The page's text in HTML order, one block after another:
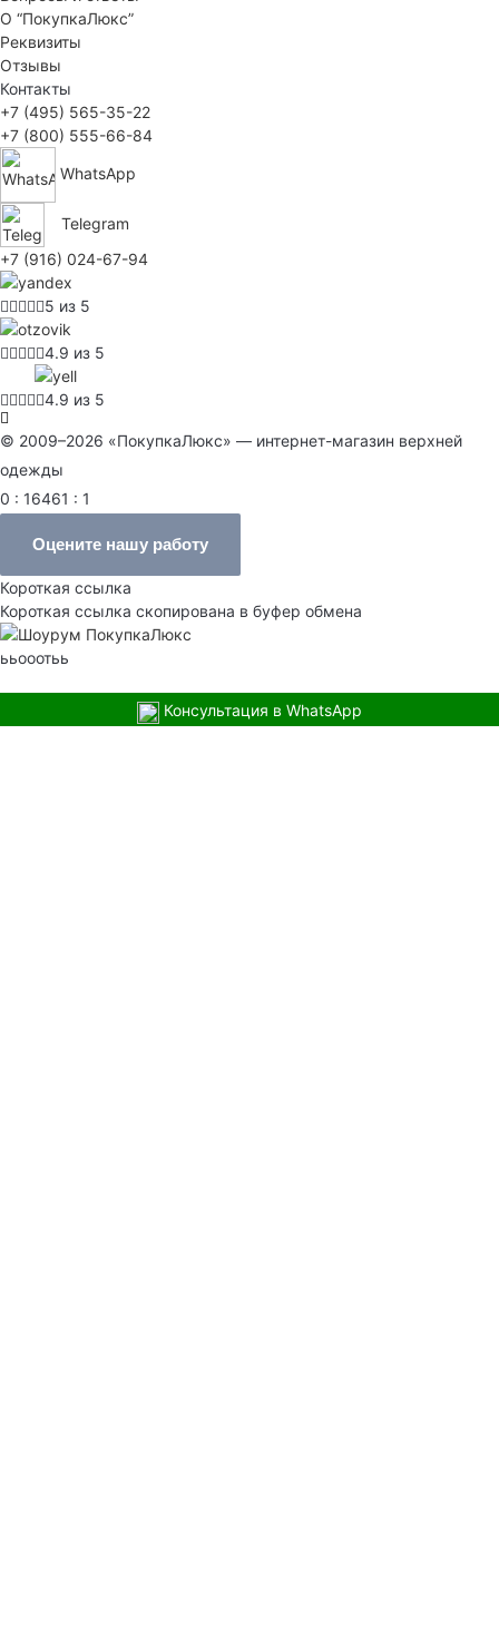
О “ПокупкаЛюкс”
Реквизиты
Отзывы
Контакты
+7 (495) 565-35-22
+7 (800) 555-66-84
WhatsApp
Telegram
+7 (916) 024-67-94
5 из 5
4.9 из 5
4.9 из 5
© 2009–2026 «ПокупкаЛюкс» — интернет-магазин верхней
одежды
0 : 16461 : 1
Оцените нашу работу
Короткая ссылка
Короткая ссылка скопирована в буфер обмена
ььооотьь
Консультация в WhatsApp